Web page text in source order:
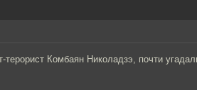
Комбаян Николадзэ, почти